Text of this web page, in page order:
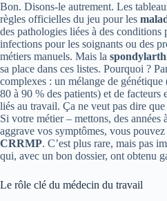
Bon. Disons-le autrement. Les
règles officielles du jeu pour les
des pathologies liées à des conditions
infections pour les soignants ou des
métiers manuels. Mais la
sa place dans ces listes. Pourquoi ?
complexes : un mélange de génétique
80 à 90 % des patients) et de
liés au travail. Ça ne veut pas dire
Si votre métier – mettons, des années
aggrave vos symptômes, vous
CRRMP. C’est plus rare, mais pas
qui, avec un bon dossier, ont obtenu
Le rôle clé du médecin du travail